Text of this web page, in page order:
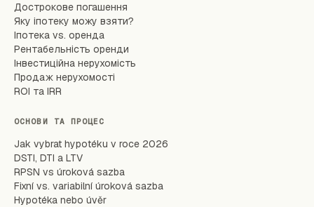
Дострокове погашення
Яку іпотеку можу взяти?
Іпотека vs. оренда
Рентабельність оренди
Інвестиційна нерухомість
Продаж нерухомості
ROI та IRR
ОСНОВИ ТА ПРОЦЕС
Jak vybrat hypotéku v roce 2026
DSTI, DTI a LTV
RPSN vs úroková sazba
Fixní vs. variabilní úroková sazba
Hypotéka nebo úvěr